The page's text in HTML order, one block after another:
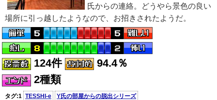
氏からの連絡。どうやら景色の良い
場所に引っ越したようなので、お招きされたようだ。
124件
94.4％
2種類
タグ:1 TESSHI-e Y氏の部屋からの脱出シリーズ